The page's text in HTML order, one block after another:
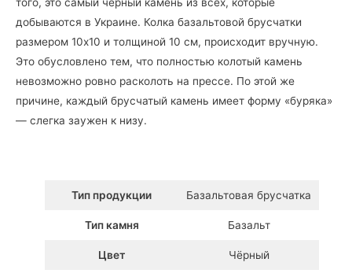
добываются в Украине. Колка базальтовой брусчатки
размером 10х10 и толщиной 10 см, происходит вручную.
Это обусловлено тем, что полностью колотый камень
невозможно ровно расколоть на прессе. По этой же
причине, каждый брусчатый камень имеет форму «буряка»
— слегка заужен к низу.
Тип продукции Базальтовая брусчатка
Тип камня Базальт
Цвет Чёрный